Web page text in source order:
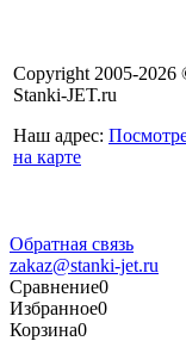
Copyright 2005-2026
Stanki-JET.ru
Наш адрес:
на карте
Обратная связь
zakaz@stanki-jet.ru
Сравнение0
Избранное0
Корзина0